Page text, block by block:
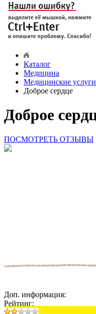
Каталог
Медицина
Медицинские услуги
Доброе сердце
Доброе
ПОСМОТРЕТЬ ОТЗЫВЫ
Доп. информация:
Рейтинг: